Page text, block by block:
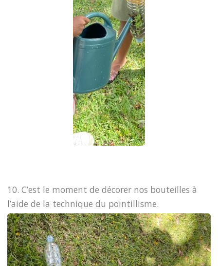
10. C’est le moment de décorer nos bouteilles à
l’aide de la technique du pointillisme.